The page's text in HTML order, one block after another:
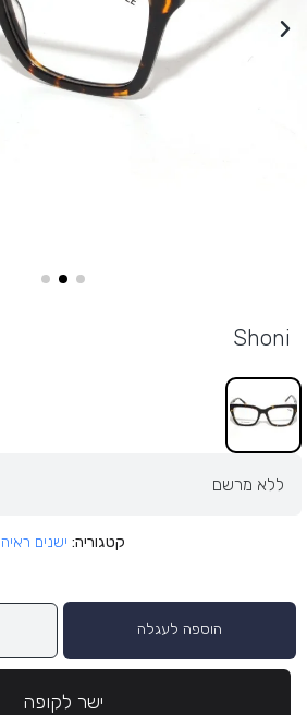
Shoni
קטגוריה ישנים ראיה
הוספה לעגלה
ישר לקופה